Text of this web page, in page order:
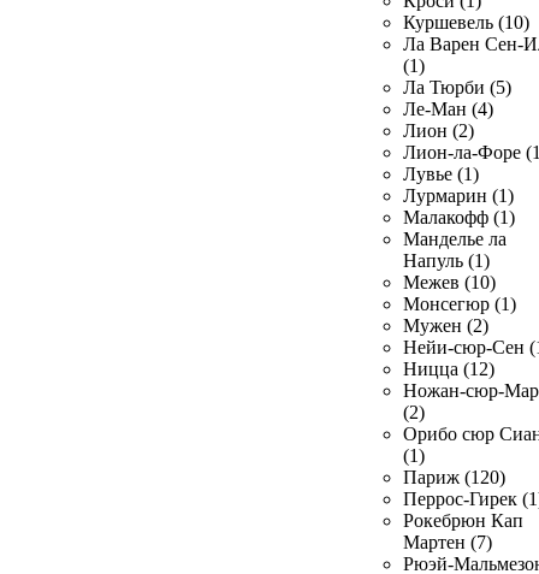
Куршевель (10)
Ла Варен Сен-
(1)
Ла Тюрби (5)
Ле-Ман (4)
Лион (2)
Лион-ла-Форе
Лувье (1)
Лурмарин (1)
Малакофф (1)
Манделье ла
Напуль (1)
Межев (10)
Монсегюр (1)
Мужен (2)
Нейи-сюр-Сен
Ницца (12)
Ножан-сюр-
(2)
Орибо сюр
(1)
Париж (120)
Перрос-Гирек
Рокебрюн Кап
Мартен (7)
Рюэй-